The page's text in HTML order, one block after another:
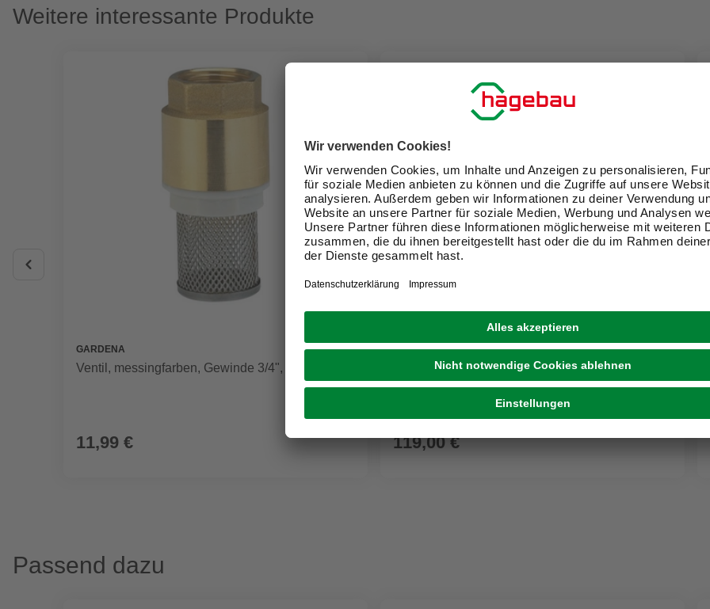
Weitere interessante Produkte
GARDENA
Ventil, messingfarben, Gewinde 3/4", Ø 4,1 cm
11,99 €
FLOWERBOX
Trockenblumen
119,00 €
Passend dazu